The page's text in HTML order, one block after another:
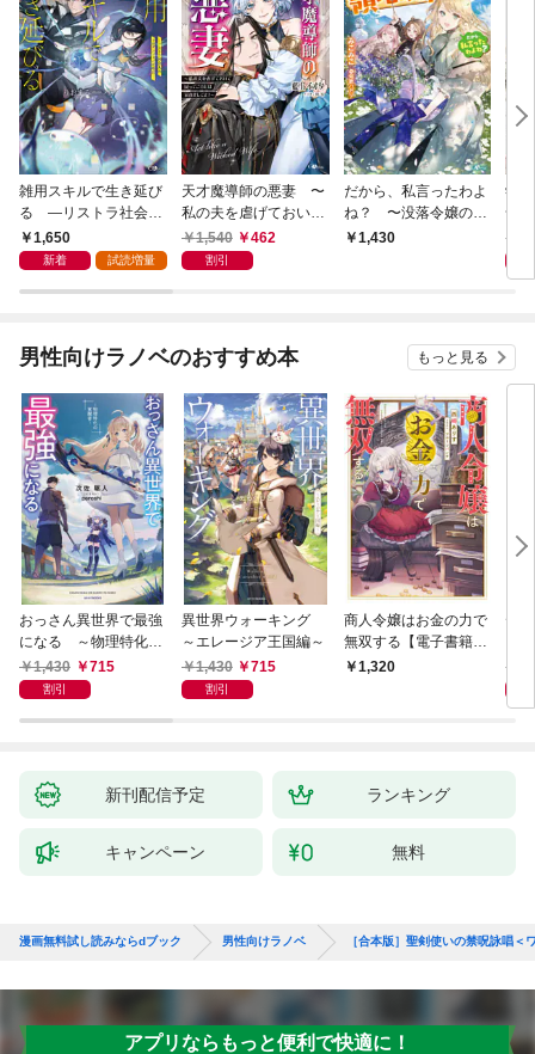
雑用スキルで生き延び
る —リストラ社会人
のソロダンジョン攻略
記—
1,650
新着 試読増量
天才魔導師の悪妻 〜
私の夫を虐げておいて
戻ってこいとは呆れま
してよ？〜
1,540 462
割引
だから、私言ったわよ
ね？ 〜没落令嬢の案
外楽しい領地改革〜
1,430
学
命
迫
男性向けラノベのおすすめ本 もっと見る
おっさん異世界で最強
になる ～物理特化の
覚醒者～
1,430 715
割引
異世界ウォーキング
～エレージア王国編～
1,430
715
割引
商人令嬢はお金の力で
無双する【電子書籍限
定書き下ろしSS付
1,320
デ
新刊配信予定 ランキング
キャンペーン 無料
漫画無料試し読みならdブック 男性向けラノベ ［合本版］聖剣使いの禁呪詠唱
アプリならもっと便利で快適に！